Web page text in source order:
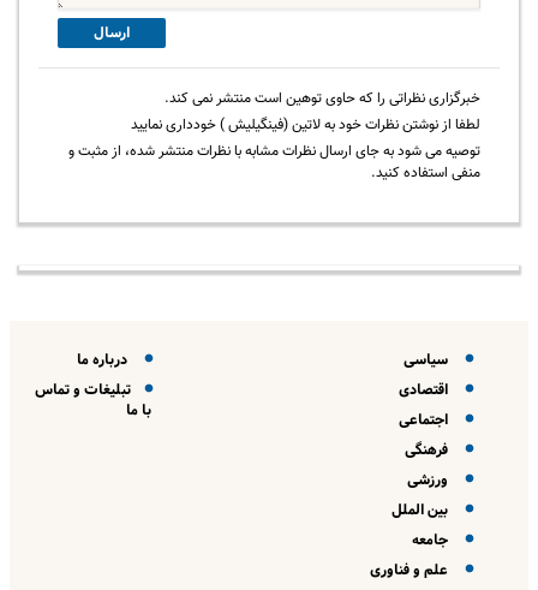
ارسال
خبرگزاری نظراتی را که حاوی توهین است منتشر نمی کند.
لطفا از نوشتن نظرات خود به لاتین (فینگیلیش ) خودداری نمایید
توصیه می شود به جای ارسال نظرات مشابه با نظرات منتشر شده، از مثبت و
منفی استفاده کنید.
سیاسی
اقتصادی
اجتماعی
فرهنگی
ورزشی
بین الملل
جامعه
علم و فناوری
درباره ما
تبلیغات و تماس
با ما